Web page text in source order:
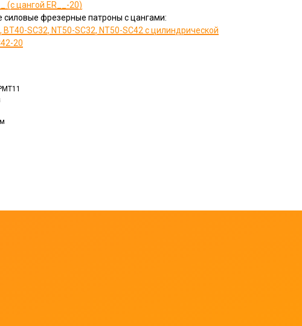
(с цангой ER__-20)
фрезерные патроны с цангами:
BT40-SC32, NT50-SC32, NT50-SC42 с цилиндрической
20